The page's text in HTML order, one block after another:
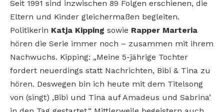
Seit 1991 sind inzwischen 89 Folgen erschienen, die
Eltern und Kinder gleichermaßen begleiten.
Politikerin Katja Kipping sowie Rapper Marteria
hören die Serie immer noch – zusammen mit ihrem
Nachwuchs. Kipping: „Meine 5-jährige Tochter
fordert neuerdings statt Nachrichten, Bibi & Tina zu
hören. Deswegen bin ich heute mit dem Titelsong
von (singt) ‚Bibi und Tina auf Amadeus und Sabrina’